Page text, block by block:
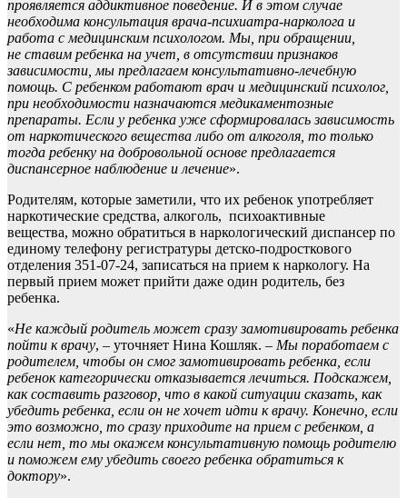
проявляется аддиктивное поведение. И в этом случае
необходима консультация врача-психиатра-нарколога и
работа с медицинским психологом. Мы , при обращении,
не ставим ребенка на учет, в отсутствии признаков
зависимости, мы предлагаем консультативно-лечебную
помощь. С ребенком работают врач и медицинский психолог,
при необходимости назначаются медикаментозные
препараты. Если у ребенка уже сформировалась зависимость
от наркотического вещества либо от алкоголя, то только
тогда ребенку на добровольной основе предлагается
диспансерное наблюдение и лечение».
Родителям, которые заметили, что их ребенок употребляет
наркотические средства, алкоголь, психоактивные
вещества, можно обратиться в наркологический диспансер по
единому телефону регистратуры детско-подросткового
отделения 351-07-24, записаться на прием к наркологу. На
первый прием может прийти даже один родитель, без
ребенка.
«Не каждый родитель может сразу замотивировать ребенка
пойти к врачу, – уточняет Нина Кошляк. – Мы поработаем с
родителем, чтобы он смог замотивировать ребенка, если
ребенок категорически отказывается лечиться. Подскажем,
как составить разговор, что в какой ситуации сказать, как
убедить ребенка, если он не хочет идти к врачу. Конечно, если
это возможно, то сразу приходите на прием с ребенком, а
если нет, то мы окажем консультативную помощь родителю
и поможем ему убедить своего ребенка обратиться к
доктору».